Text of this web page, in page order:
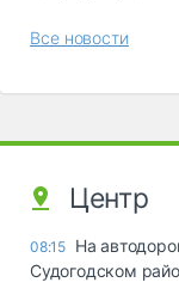
Все новости
Центр
08:15 На
Судогодском